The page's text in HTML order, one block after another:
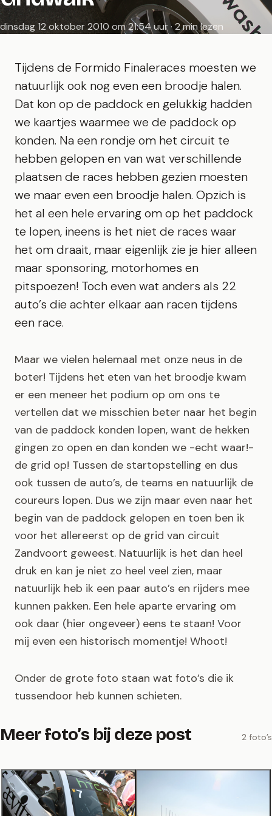
dinsdag 12 oktober 2010 om 21:54 uur · 2 min lezen
Tijdens de Formido Finaleraces moesten we
natuurlijk ook nog even een broodje halen.
Dat kon op de paddock en gelukkig hadden
we kaartjes waarmee we de paddock op
konden. Na een rondje om het circuit te
hebben gelopen en van wat verschillende
plaatsen de races hebben gezien moesten
we maar even een broodje halen. Opzich is
het al een hele ervaring om op het paddock
te lopen, ineens is het niet de races waar
het om draait, maar eigenlijk zie je hier alleen
maar sponsoring, motorhomes en
pitspoezen! Toch even wat anders als 22
auto’s die achter elkaar aan racen tijdens
een race.
Maar we vielen helemaal met onze neus in de
boter! Tijdens het eten van het broodje kwam
er een meneer het podium op om ons te
vertellen dat we misschien beter naar het begin
van de paddock konden lopen, want de hekken
gingen zo open en dan konden we -echt waar!-
de grid op! Tussen de startopstelling en dus
ook tussen de auto’s, de teams en natuurlijk de
coureurs lopen. Dus we zijn maar even naar het
begin van de paddock gelopen en toen ben ik
voor het allereerst op de grid van circuit
Zandvoort geweest. Natuurlijk is het dan heel
druk en kan je niet zo heel veel zien, maar
natuurlijk heb ik een paar auto’s en rijders mee
kunnen pakken. Een hele aparte ervaring om
ook daar (hier ongeveer) eens te staan! Voor
mij even een historisch momentje! Whoot!
Onder de grote foto staan wat foto’s die ik
tussendoor heb kunnen schieten.
Meer foto’s bij deze post 2 foto’s